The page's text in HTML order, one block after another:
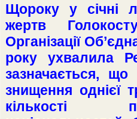
Щороку у січні
жертв
Організації
року ухвалила
зазначається,
знищення однієї
кількості